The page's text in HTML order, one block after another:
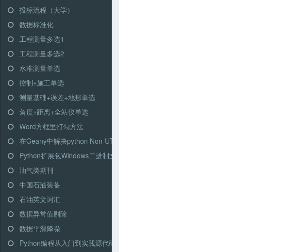
投标流程（大学）
数据标准化
工程测量多选1
工程测量多选2
水准测量单选
控制+施工单选
测量基础+误差+地形单选
角度+距离+全站仪单选
Word方框里打勾方法
在Geany中解决python Non-UTF-8的问题
Python扩展包Windows二进制文件
油气类期刊
中国石油装备
石油英文词汇
数据异常值剔除
数据平滑降噪
Python编程从入门到实践源代码打包下载